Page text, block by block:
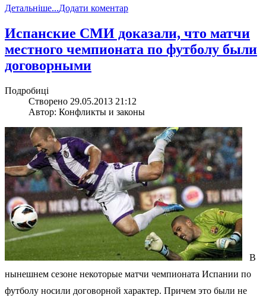
Детальніше...Додати коментар
Испанские СМИ доказали, что матчи
местного чемпионата по футболу были
договорными
Подробиці
Створено 29.05.2013 21:12
Автор: Конфликты и законы
В
нынешнем сезоне некоторые матчи чемпионата Испании по
футболу носили договорной характер. Причем это были не